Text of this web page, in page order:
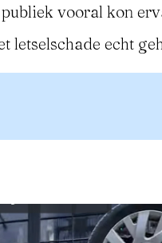
vooral kon
letselschade echt